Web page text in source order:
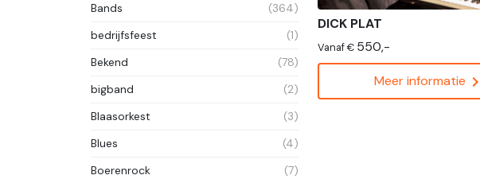
Bands
(364)
bedrijfsfeest
(1)
Bekend
(78)
bigband
(2)
Blaasorkest
(3)
Blues
(4)
Boerenrock
(7)
DICK PLAT
Vanaf € 550,-
Meer informatie chevron_right